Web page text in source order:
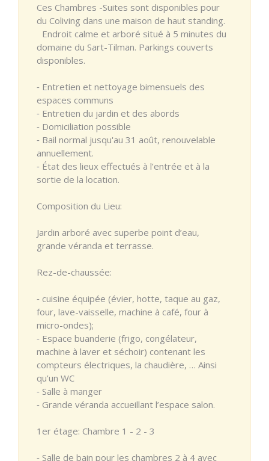
Ces Chambres -Suites sont disponibles pour
du Coliving dans une maison de haut standing.
Endroit calme et arboré situé à 5 minutes du
domaine du Sart-Tilman. Parkings couverts
disponibles.
⁃ Entretien et nettoyage bimensuels des
espaces communs
⁃ Entretien du jardin et des abords
⁃ Domiciliation possible
⁃ Bail normal jusqu'au 31 août, renouvelable
annuellement.
⁃ État des lieux effectués à l’entrée et à la
sortie de la location.
Composition du Lieu:
Jardin arboré avec superbe point d’eau,
grande véranda et terrasse.
Rez-de-chaussée:
⁃ cuisine équipée (évier, hotte, taque au gaz,
four, lave-vaisselle, machine à café, four à
micro-ondes);
⁃ Espace buanderie (frigo, congélateur,
machine à laver et séchoir) contenant les
compteurs électriques, la chaudière, … Ainsi
qu’un WC
⁃ Salle à manger
⁃ Grande véranda accueillant l’espace salon.
1er étage: Chambre 1 - 2 - 3
⁃ Salle de bain pour les chambres 2 à 4 avec